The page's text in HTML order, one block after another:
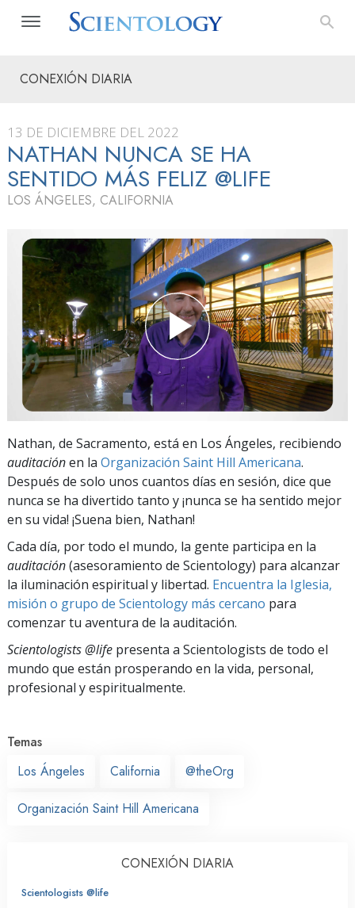
CONEXIÓN DIARIA
13 DE DICIEMBRE DEL 2022
NATHAN NUNCA SE HA
SENTIDO MÁS FELIZ @LIFE
LOS ÁNGELES, CALIFORNIA
Nathan, de Sacramento, está en Los Ángeles, recibiendo
auditaciónen la Organización Saint Hill Americana.
Después de solo unos cuantos días en sesión, dice que
nunca se ha divertido tanto y ¡nunca se ha sentido mejor
en su vida! ¡Suena bien, Nathan!
Cada día, por todo el mundo, la gente participa en la
auditación(asesoramiento de Scientology) para alcanzar
la iluminación espiritual y libertad. Encuentra la Iglesia,
misión o grupo de Scientology más cercano para
comenzar tu aventura de la auditación.
Scientologists @life presenta a Scientologists de todo el
mundo que están prosperando en la vida, personal,
profesional y espiritualmente.
Temas
Los Ángeles
California @theOrg
Organización Saint Hill Americana
CONEXIÓN DIARIA
Scientologists @life